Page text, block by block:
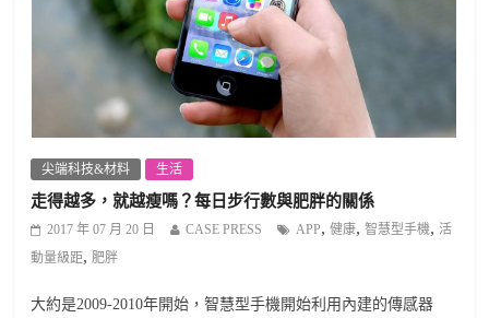
尖端科技&材料 生活
走得越多，就越瘦嗎？每日步行數與肥胖的關係
2017 年 07 月 20 日 CASE PRESS APP,健康,智慧型手機,活
動量級距, 肥胖
大約是2009-2010年開始，智慧型手機開始利用內建的傳感器